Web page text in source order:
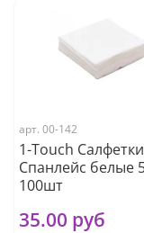
арт. 00-142
1-Touch Салфетки
Cпанлейс белые
100шт
35.00 руб